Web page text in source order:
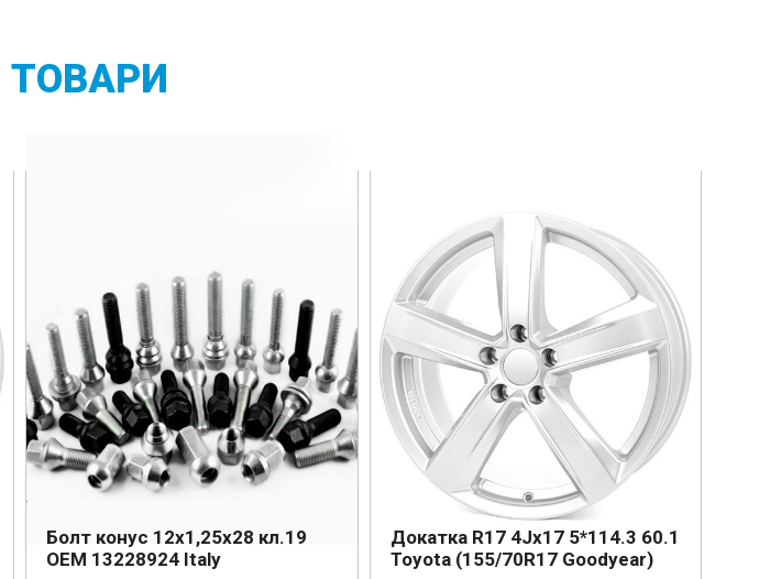
ТОВАРИ
Болт конус 12х1,25х28 кл.19
OEM 13228924 Italy
Докатка R17 4Jx17 5*114.3 60.1
Toyota (155/70R17 Goodyear)